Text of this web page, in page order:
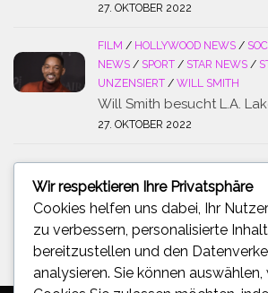
27. OKTOBER 2022
FILM / HOLLYWOOD NEWS /
NEWS / SPORT / STAR NEWS /
UNZENSIERT / WILL SMITH
Will Smith besucht L.A.
27. OKTOBER 2022
SUCHE
Suchen
nach:
Wir respektieren Ihre Privatsphäre
Cookies helfen uns dabei, Ihr
zu verbessern, personalisierte
bereitzustellen und den
analysieren. Sie können